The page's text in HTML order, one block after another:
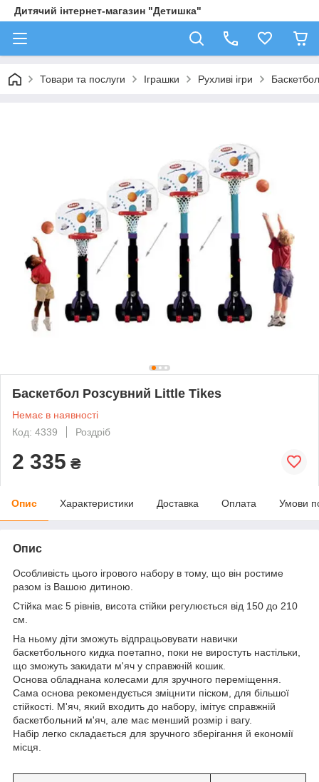
Дитячий інтернет-магазин "Детишка"
Товари та послуги Іграшки Рухливі ігри
Баскетбол Розсувний Little Tikes
Немає в наявності
Код: 4339
Роздріб
2 335 ₴
Опис Характеристики Доставка Оплата Умови
Опис
Особливість цього ігрового набору в тому, що він ростиме
разом із Вашою дитиною.
Стійка має 5 рівнів, висота стійки регулюється від 150 до 210
см.
На ньому діти зможуть відпрацьовувати навички
баскетбольного кидка поетапно, поки не виростуть настільки,
що зможуть закидати м'яч у справжній кошик.
Основа обладнана колесами для зручного переміщення.
Сама основа рекомендується зміцнити піском, для більшої
стійкості. М'яч, який входить до набору, імітує справжній
баскетбольний м'яч, але має менший розмір і вагу.
Набір легко складається для зручного зберігання й економії
місця.